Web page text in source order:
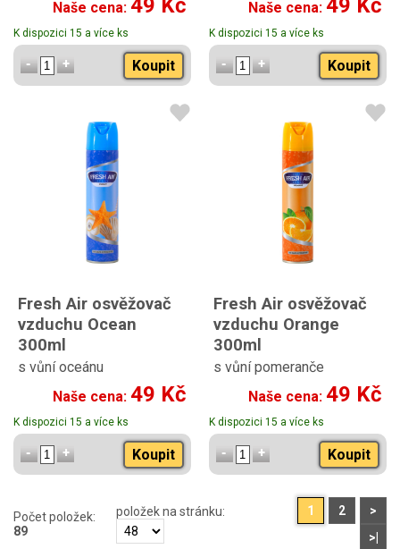
Naše cena: 49 Kč
K dispozici 15 a více ks
Koupit
Naše cena: 49 Kč
K dispozici 15 a více ks
Koupit
Fresh Air osvěžovač
vzduchu Ocean
300ml
s vůní oceánu
Naše cena: 49 Kč
K dispozici 15 a více ks
Koupit
Fresh Air osvěžovač
vzduchu Orange
300ml
s vůní pomeranče
Naše cena: 49 Kč
K dispozici 15 a více ks
Koupit
Počet položek:
89
položek na stránku: 1 2
>
>|